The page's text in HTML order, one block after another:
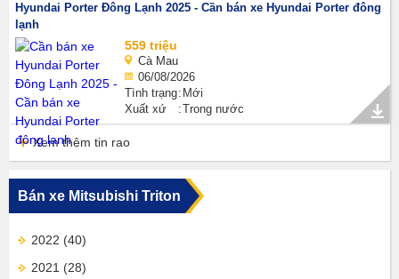
Hyundai Porter Đông Lạnh 2025 - Cần bán xe Hyundai Porter đông
lạnh
559 triệu
Cà Mau
06/08/2026
Tình trạng Mới
Xuất xứ
Trong nước
Xem thêm tin rao
Bán xe Mitsubishi Triton
2022 (40)
2021 (28)